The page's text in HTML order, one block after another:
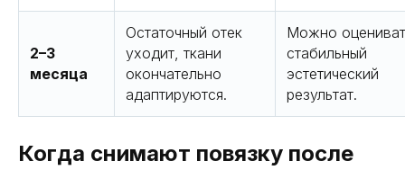
2–3
месяца
Остаточный отек
уходит, ткани
окончательно
адаптируются.
Можно
стабильный
эстетический
результат.
Когда снимают повязку после